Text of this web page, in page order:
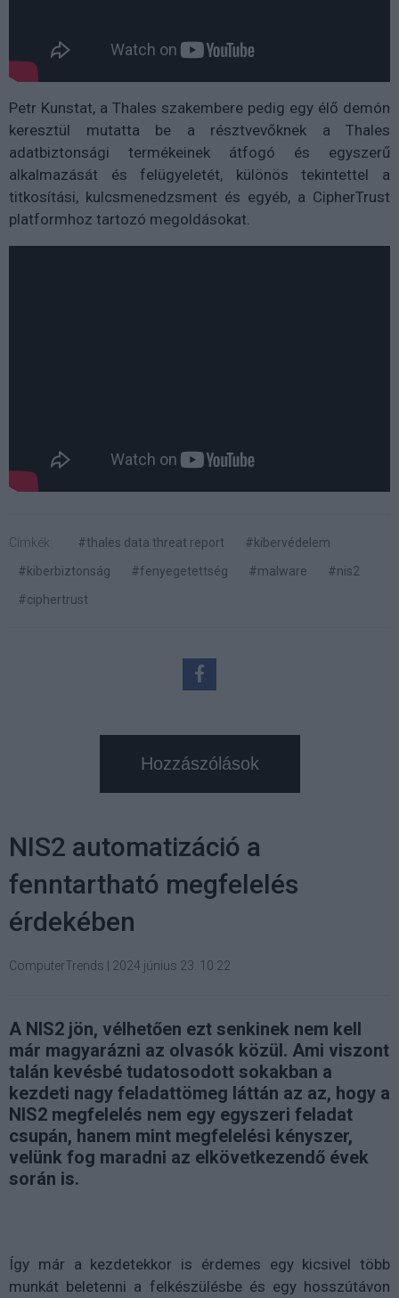
Petr Kunstat, a Thales szakembere pedig egy élő demón
keresztül mutatta be a résztvevőknek a Thales
adatbiztonsági termékeinek átfogó és egyszerű
alkalmazását és felügyeletét, különös tekintettel a
titkosítási, kulcsmenedzsment és egyéb, a CipherTrust
platformhoz tartozó megoldásokat.
Címkék: #thales data threat report
#kibervédelem
#kiberbiztonság
#fenyegetettség #malware
#nis2
#ciphertrust
Hozzászólások
NIS2 automatizáció a
fenntartható megfelelés
érdekében
ComputerTrends | 2024 június 23. 10:22
A NIS2 jön, vélhetően ezt senkinek nem kell
már magyarázni az olvasók közül. Ami viszont
talán kevésbé tudatosodott sokakban a
kezdeti nagy feladattömeg láttán az az, hogy a
NIS2 megfelelés nem egy egyszeri feladat
csupán, hanem mint megfelelési kényszer,
velünk fog maradni az elkövetkezendő évek
során is.
Így már a kezdetekkor is érdemes egy kicsivel több
munkát beletenni a felkészülésbe és egy hosszútávon